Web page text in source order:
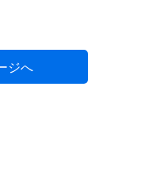
ましたら、ご記
ジへ